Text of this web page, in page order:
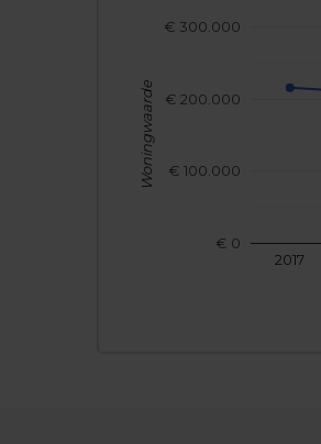
2017
€ 0
€ 100.000
€ 200.000
€ 300.000
Woningwaarde